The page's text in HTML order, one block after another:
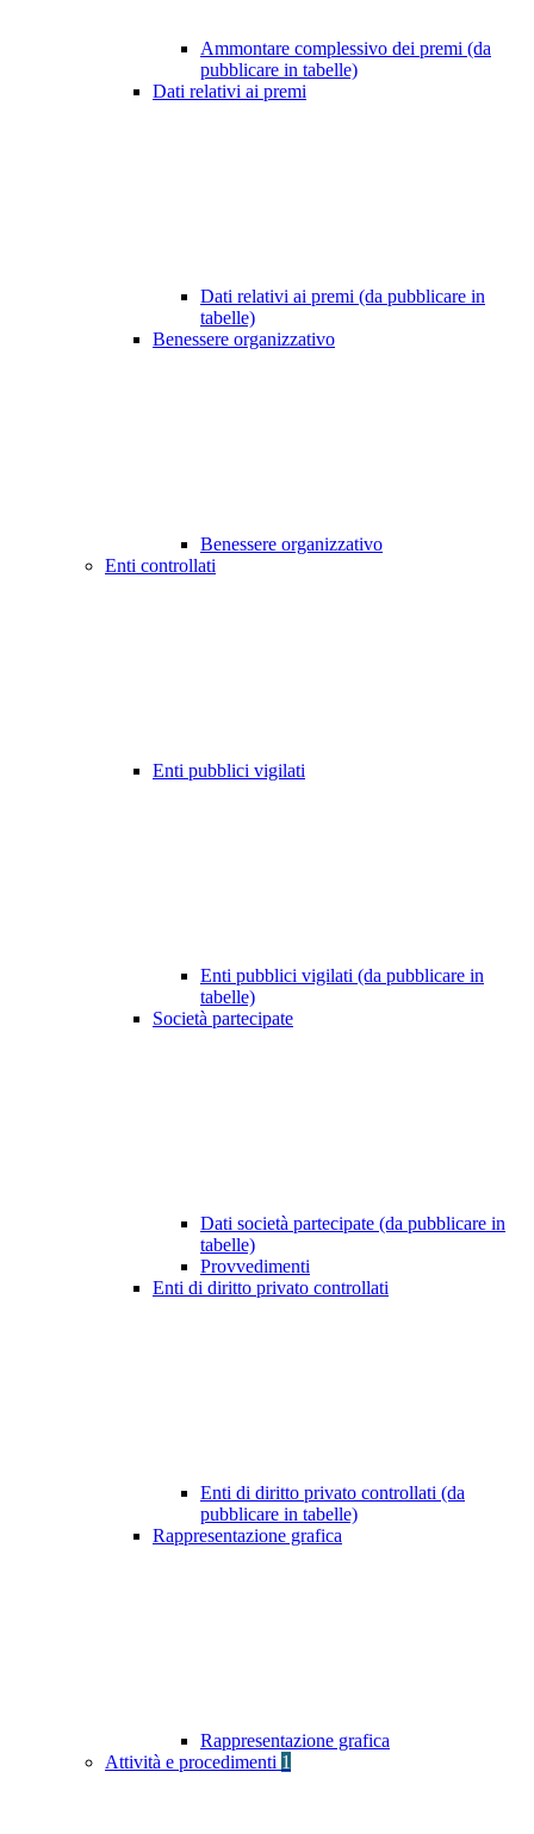
Ammontare complessivo dei premi (da
pubblicare in tabelle)
Dati relativi ai premi
Dati relativi ai premi (da pubblicare in
tabelle)
Benessere organizzativo
Benessere organizzativo
Enti controllati
Enti pubblici vigilati
Enti pubblici vigilati (da pubblicare in
tabelle)
Società partecipate
Dati società partecipate (da pubblicare in
tabelle)
Provvedimenti
Enti di diritto privato controllati
Enti di diritto privato controllati (da
pubblicare in tabelle)
Rappresentazione grafica
Rappresentazione grafica
Attività e procedimenti 1